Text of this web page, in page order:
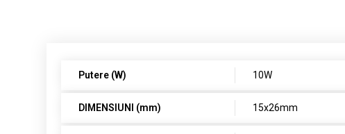
Putere (W) 10W
DIMENSIUNI (mm) 15x26mm